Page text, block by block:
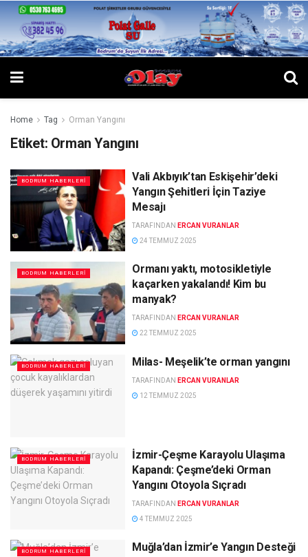
Home Tag Orman Yangını
Etiket: Orman Yangını
BODRUM HABERLERI
Vali Akbıyık’tan Eskişehir’deki
Yangın Şehitleri İçin Taziye
Mesajı
TARAFINDAN ERCAN VURANLAR
24 TEMMUZ 2025
BODRUM HABERLERI
Ormanı yaktı, motosikletiyle
kaçarken yakalandı! Kim bu
manyak?
TARAFINDAN ERCAN VURANLAR
22 TEMMUZ 2025
BODRUM HABERLERI Milas- Meşelik’te orman yangını
TARAFINDAN ERCAN VURANLAR
12 TEMMUZ 2025
BODRUM HABERLERI
İzmir-Çeşme Karayolu Ulaşıma
Kapandı: Çeşme’deki Orman
Yangını Otoyola Sıçradı
TARAFINDAN ERCAN VURANLAR
4 TEMMUZ 2025
BODRUM HABERLERI Muğla’dan İzmir’e Yangın Desteği